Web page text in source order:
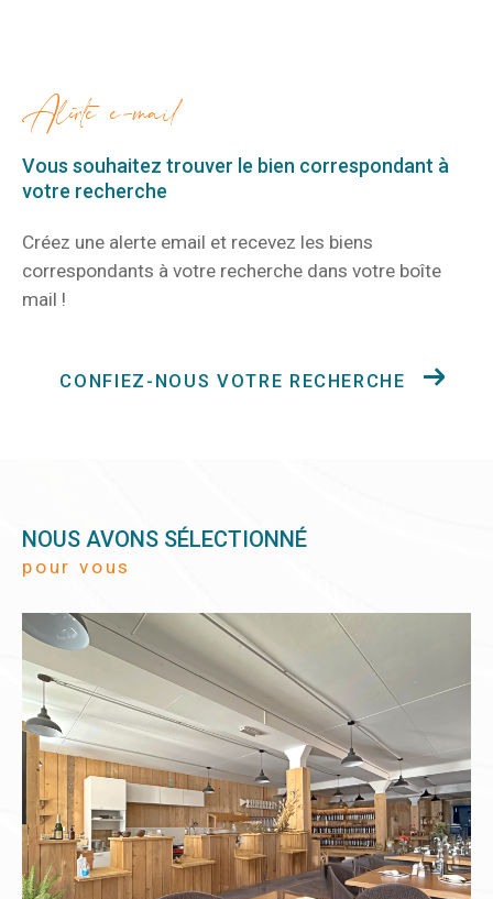
alerte e-mail
Vous souhaitez trouver le bien correspondant à
votre recherche
Créez une alerte email et recevez les biens
correspondants à votre recherche dans votre boîte
mail !
CONFIEZ-NOUS VOTRE RECHERCHE
NOUS AVONS SÉLECTIONNÉ
pour vous